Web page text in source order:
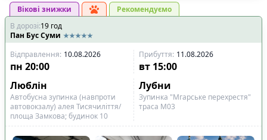
Вікові знижки
Рекомендуємо
В дорозі:19 год
Пан Бус Суми
Відправлення: 10.08.2026 Прибуття: 11.08.2026
пн 20:00 вт 15:00
Люблін
Лубни
Автобусна зупинка (навпроти
автовокзалу) алея Тисячиліття/
площа Замкова; будинок 10
Зупинка "Мгарське перехрестя"
траса М03